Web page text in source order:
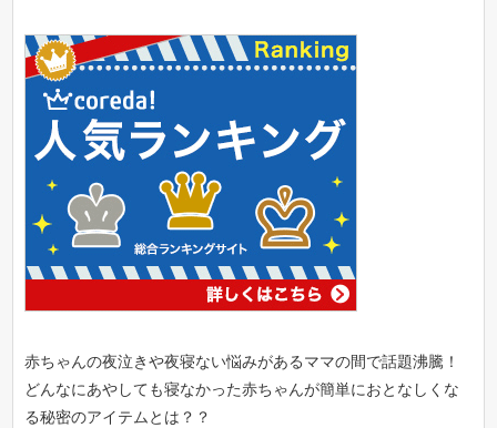
赤ちゃんの夜泣きや夜寝ない悩みがあるママの間で話題沸騰！
どんなにあやしても寝なかった赤ちゃんが簡単におとなしくな
る秘密のアイテムとは？？